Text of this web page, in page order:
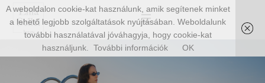
A weboldalon cookie-kat használunk, amik segítenek minket
a lehető legjobb szolgáltatások nyújtásában. Weboldalunk
további használatával jóváhagyja, hogy cookie-kat
használjunk.
További információk OK